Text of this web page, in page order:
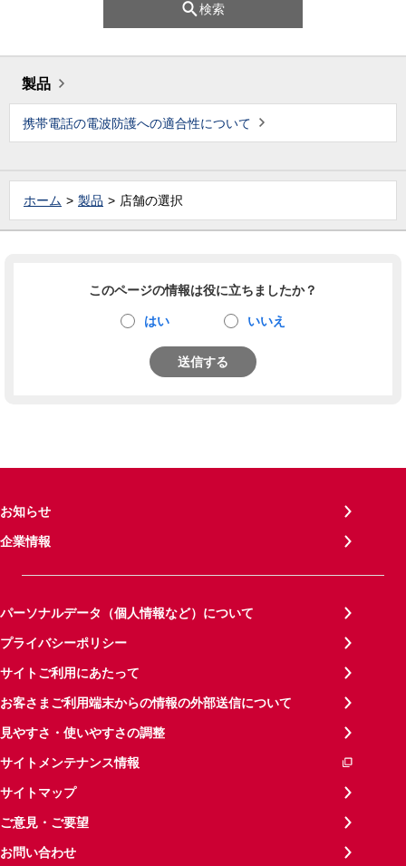
検索
製品
携帯電話の電波防護への適合性について
ホーム 製品 店舗の選択
このページの情報は役に立ちましたか？
はい いいえ
送信する
お知らせ
企業情報
パーソナルデータ（個人情報など）について
プライバシーポリシー
サイトご利用にあたって
お客さまご利用端末からの情報の外部送信について
見やすさ・使いやすさの調整
サイトメンテナンス情報
サイトマップ
ご意見・ご要望
お問い合わせ